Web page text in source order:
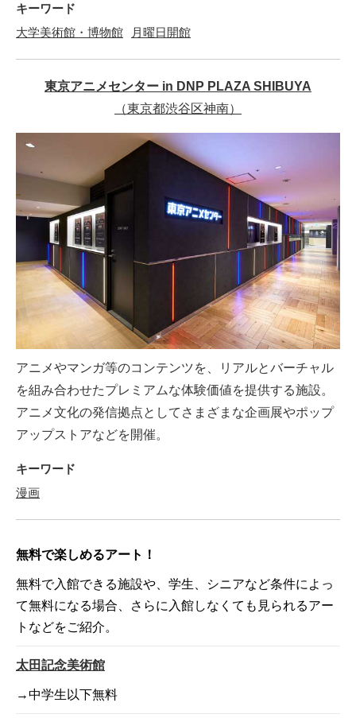
キーワード
大学美術館・博物館
月曜日開館
東京アニメセンター in DNP PLAZA SHIBUYA
（東京都渋谷区神南）
アニメやマンガ等のコンテンツを、リアルとバーチャル
を組み合わせたプレミアムな体験価値を提供する施設。
アニメ文化の発信拠点としてさまざまな企画展やポップ
アップストアなどを開催。
キーワード
漫画
無料で楽しめるアート！
無料で入館できる施設や、学生、シニアなど条件によっ
て無料になる場合、さらに入館しなくても見られるアー
トなどをご紹介。
太田記念美術館
→中学生以下無料